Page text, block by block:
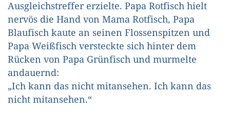
Ausgleichstreffer erzielte. Papa Rotfisch hielt
nervös die Hand von Mama Rotfisch, Papa
Blaufisch kaute an seinen Flossenspitzen und
Papa Weißfisch versteckte sich hinter dem
Rücken von Papa Grünfisch und murmelte
andauernd:
„Ich kann das nicht mitansehen. Ich kann das
nicht mitansehen.“